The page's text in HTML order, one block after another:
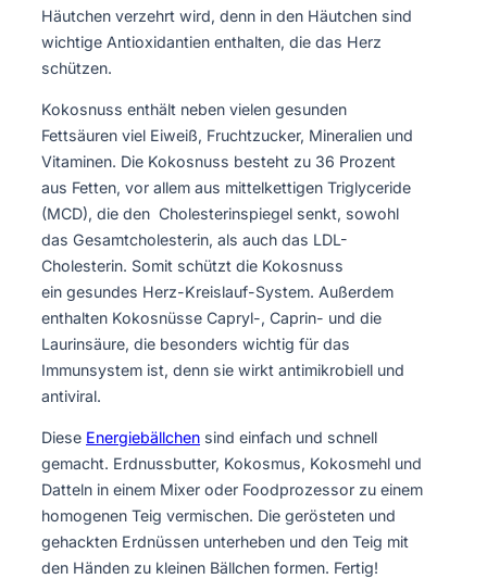
Häutchen verzehrt wird, denn in den Häutchen sind
wichtige Antioxidantien enthalten, die das Herz
schützen.
Kokosnuss enthält neben vielen gesunden
Fettsäuren viel Eiweiß, Fruchtzucker, Mineralien und
Vitaminen. Die Kokosnuss besteht zu 36 Prozent
aus Fetten, vor allem aus mittelkettigen Triglyceride
(MCD), die den Cholesterinspiegel senkt, sowohl
das Gesamtcholesterin, als auch das LDL-
Cholesterin. Somit schützt die Kokosnuss
ein gesundes Herz-Kreislauf-System. Außerdem
enthalten Kokosnüsse Capryl-, Caprin- und die
Laurinsäure, die besonders wichtig für das
Immunsystem ist, denn sie wirkt antimikrobiell und
antiviral.
Diese Energiebällchen sind einfach und schnell
gemacht. Erdnussbutter, Kokosmus, Kokosmehl und
Datteln in einem Mixer oder Foodprozessor zu einem
homogenen Teig vermischen. Die gerösteten und
gehackten Erdnüssen unterheben und den Teig mit
den Händen zu kleinen Bällchen formen. Fertig!